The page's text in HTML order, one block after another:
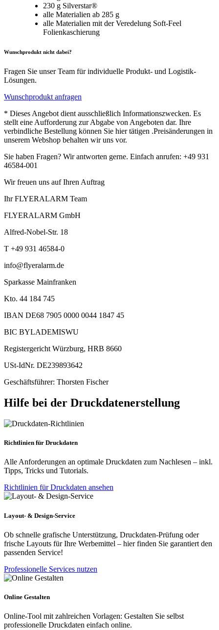
230 g Silverstar®
alle Materialien ab 285 g
alle Materialien mit der Veredelung Soft-Feel
Folienkaschierung
Wunschprodukt nicht dabei?
Fragen Sie unser Team für individuelle Produkt- und Logistik-
Lösungen.
Wunschprodukt anfragen
* Dieses Angebot dient ausschließlich Informationszwecken. Es
stellt eine Aufforderung zur Abgabe von Angeboten dar. Ihre
verbindliche Bestellung können Sie hier tätigen .Preisänderungen in
unserem Webshop behalten wir uns vor.
Sie haben Fragen? Wir antworten gerne. Einfach anrufen: +49 931
46584-001
Wir freuen uns auf Ihren Auftrag
Ihr FLYERALARM Team
FLYERALARM GmbH
Alfred-Nobel-Str. 18
T +49 931 46584-0
info@flyeralarm.de
Sparkasse Mainfranken
Kto. 44 184 745
IBAN DE68 7905 0000 0044 1847 45
BIC BYLADEMISWU
Registergericht Würzburg, HRB 8660
USt-IdNr. DE239893642
Geschäftsführer: Thorsten Fischer
Hilfe bei der Druckdatenerstellung
Richtlinien für Druckdaten
Alle Anforderungen an optimale Druckdaten zum Nachlesen – inkl.
Tipps, Tricks und Tutorials.
Richtlinien für Druckdaten ansehen
Layout- & Design-Service
Ob schnelle grafische Unterstützung, Druckdaten-Prüfung oder
frische Layouts für Ihre Werbemittel – hier finden Sie garantiert den
passenden Service!
Professionelle Services nutzen
Online Gestalten
Online-Tool mit zahlreichen Vorlagen: Gestalten Sie selbst
professionelle Druckdaten einfach online.